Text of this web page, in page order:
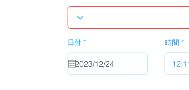
日付 *r
q
u
i
r
時間